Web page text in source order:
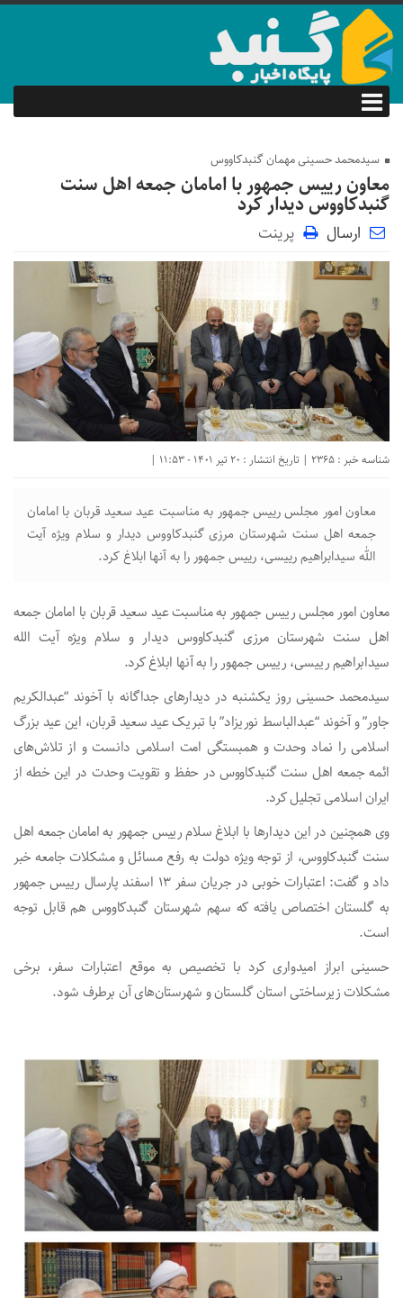
سیدمحمد حسینی مهمان گنبدکاووس
معاون رییس جمهور با امامان جمعه اهل سنت
گنبدکاووس دیدار کرد
ارسال پرینت
شناسه خبر : 2365 | تاریخ انتشار : 20 تیر 1401 - 11:53 |
معاون امور مجلس رییس جمهور به مناسبت عید سعید قربان با امامان
جمعه اهل سنت شهرستان مرزی گنبدکاووس دیدار و سلام ویژه آیت
الله سیدابراهیم رییسی، رییس جمهور را به آنها ابلاغ کرد.
معاون امور مجلس رییس جمهور به مناسبت عید سعید قربان با امامان جمعه
اهل سنت شهرستان مرزی گنبدکاووس دیدار و سلام ویژه آیت الله
سیدابراهیم رییسی، رییس جمهور را به آنها ابلاغ کرد.
سیدمحمد حسینی روز یکشنبه در دیدارهای جداگانه با آخوند “عبدالکریم
جاور” و آخوند “عبدالباسط نوریزاد” با تبریک عید سعید قربان، این عید بزرگ
اسلامی را نماد وحدت و همبستگی امت اسلامی دانست و از تلاش‌های
ائمه جمعه اهل سنت گنبدکاووس در حفظ و تقویت وحدت در این خطه از
ایران اسلامی تجلیل کرد.
وی همچنین در این دیدارها با ابلاغ سلام رییس جمهور به امامان جمعه اهل
سنت گنبدکاووس، از توجه ویژه دولت به رفع مسائل و مشکلات جامعه خبر
داد و گفت: اعتبارات خوبی در جریان سفر ۱۳ اسفند پارسال رییس جمهور
به گلستان اختصاص یافته که سهم شهرستان گنبدکاووس هم قابل توجه
است.
حسینی ابراز امیدواری کرد با تخصیص به موقع اعتبارات سفر، برخی
مشکلات زیرساختی استان گلستان و شهرستان‌های آن برطرف شود.